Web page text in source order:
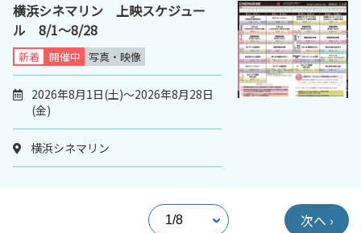
横浜シネマリン 上映スケジュー
ル 8/1～8/28
新着 開催中 写真・映像
2026年8月1日(土)～2026年8月28日
(金)
横浜シネマリン
次へ ›